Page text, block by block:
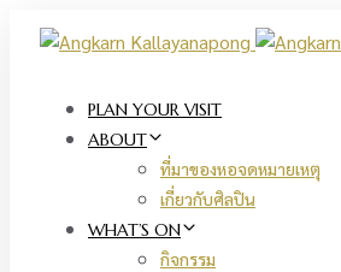
Skip
links
Skip
navigationPLAN YOUR VISIT
ABOUT
ที่มาของหอจดหมายเหตุ
เกี่ยวกับศิลปิน
WHAT’S ON
กิจกรรม